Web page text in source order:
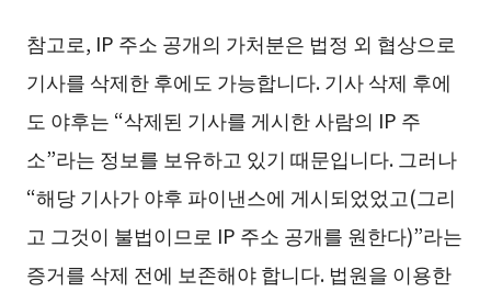
참고로, IP 주소 공개의 가처분은 법정 외 협상으로
기사를 삭제한 후에도 가능합니다. 기사 삭제 후에
도 야후는 “삭제된 기사를 게시한 사람의 IP 주
소”라는 정보를 보유하고 있기 때문입니다. 그러나
“해당 기사가 야후 파이낸스에 게시되었었고(그리
고 그것이 불법이므로 IP 주소 공개를 원한다)”라는
증거를 삭제 전에 보존해야 합니다. 법원을 이용한